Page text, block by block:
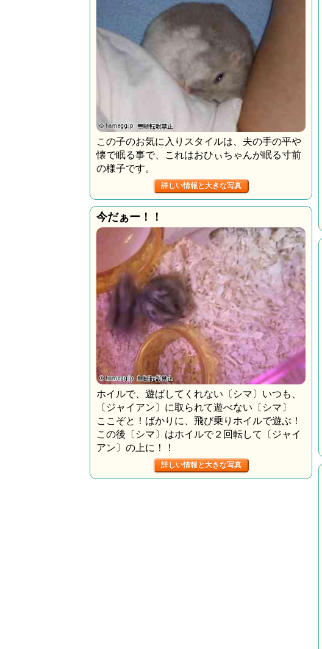
この子のお気に入りスタイルは、夫の手の平や
懐で眠る事で、これはおひぃちゃんが眠る寸前
の様子です。
詳しい情報と大きな写真
今だぁー！！
ホイルで、遊ばしてくれない〔シマ〕いつも、
〔ジャイアン〕に取られて遊べない〔シマ〕
ここぞと！ばかりに、飛び乗りホイルで遊ぶ！
この後〔シマ〕はホイルで２回転して〔ジャイ
アン〕の上に！！
詳しい情報と大きな写真